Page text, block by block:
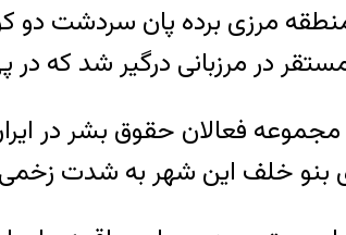
منطقه مرزی برده پان سردشت
در مرزبانی درگیر شد که در
مجموعه فعالان حقوق بشر در
بنو خلف این شهر به شدت